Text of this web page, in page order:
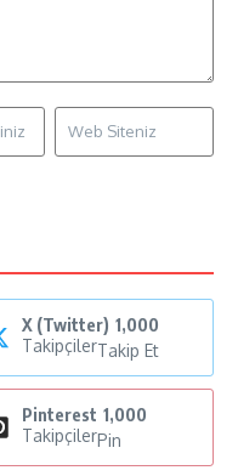
X (Twitter) 1,000
TakipçilerTakip Et
Pinterest 1,000
TakipçilerPin